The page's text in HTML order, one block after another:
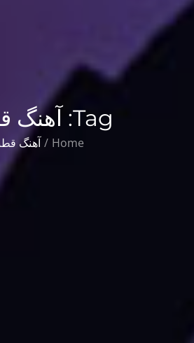
Tag: آهنگ
Home آهنگ